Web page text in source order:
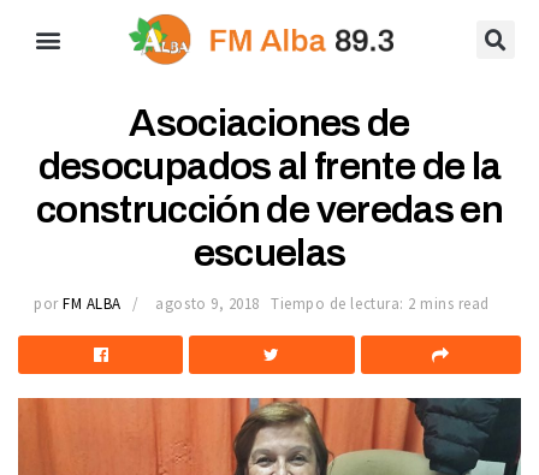
Asociaciones de
desocupados al frente de la
construcción de veredas en
escuelas
por FM ALBA agosto 9, 2018 Tiempo de lectura: 2 mins read